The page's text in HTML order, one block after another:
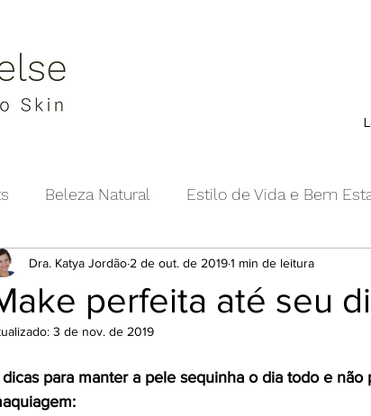
Beleza Natural Estilo de Vida e Bem
perfeita até seu
Dra. Katya Jordão 2 de out. de 20191 min de leitura
3 de nov. de 2019
para manter a pele sequinha o dia todo e